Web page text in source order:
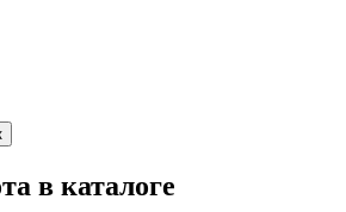
в каталоге